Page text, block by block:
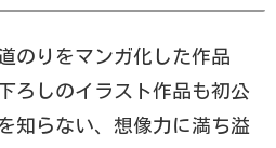
のりをマンガ化した作品
ろしのイラスト作品も初公
知らない、想像力に満ち溢